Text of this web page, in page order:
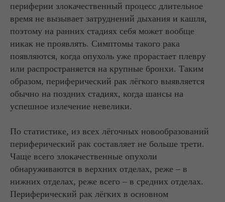
периферии злокачественный процесс длительное
время не вызывает затруднений дыхания и кашля,
поэтому на ранних стадиях себя может вообще
никак не проявлять. Симптомы такого рака
появляются, когда опухоль уже прорастает плевру
или распространяется на крупные бронхи. Таким
образом, периферический рак лёгкого выявляется
обычно на поздних стадиях, когда шансы на
успешное излечение невелики.
По статистике, из всех лёгочных новообразований
периферический рак составляет не больше трети.
Чаще всего злокачественные опухоли
обнаруживаются в верхних отделах, реже – в
нижних отделах, реже всего – в средних отделах.
Периферический рак лёгких в основном